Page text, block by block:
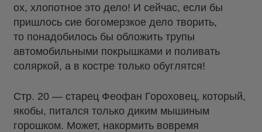
ох, хлопотное это дело! И сейчас, если бы
пришлось сие богомерзкое дело творить,
то понадобилось бы обложить трупы
автомобильными покрышками и поливать
соляркой, а в костре только обуглятся!
Стр. 20 — старец Феофан Гороховец, который,
якобы, питался только диким мышиным
горошком. Может, накормить вовремя